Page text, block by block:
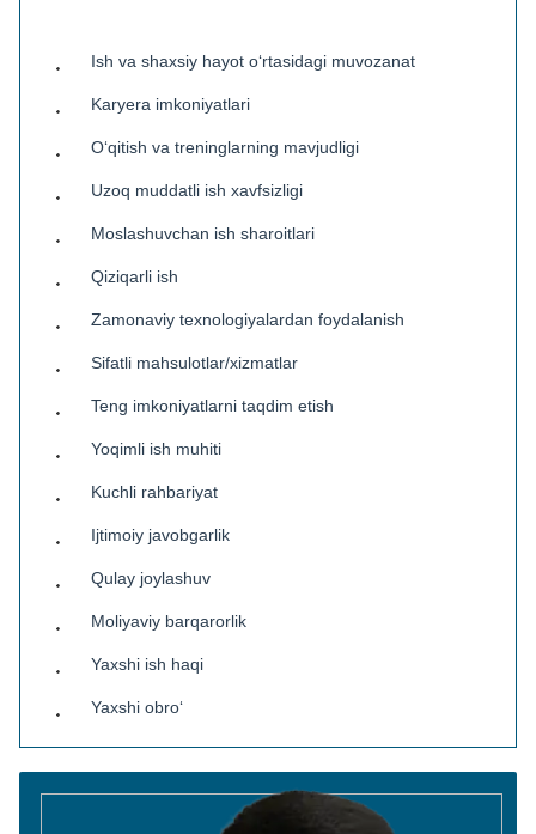
Ish va shaxsiy hayot o‘rtasidagi muvozanat
Karyera imkoniyatlari
O‘qitish va treninglarning mavjudligi
Uzoq muddatli ish xavfsizligi
Moslashuvchan ish sharoitlari
Qiziqarli ish
Zamonaviy texnologiyalardan foydalanish
Sifatli mahsulotlar/xizmatlar
Teng imkoniyatlarni taqdim etish
Yoqimli ish muhiti
Kuchli rahbariyat
Ijtimoiy javobgarlik
Qulay joylashuv
Moliyaviy barqarorlik
Yaxshi ish haqi
Yaxshi obro‘